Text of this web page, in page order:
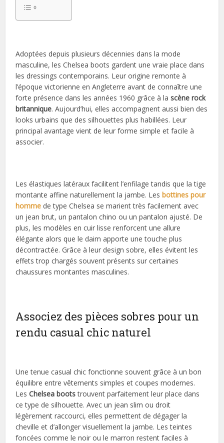
Adoptées depuis plusieurs décennies dans la mode
masculine, les Chelsea boots gardent une vraie place dans
les dressings contemporains. Leur origine remonte à
l’époque victorienne en Angleterre avant de connaître une
forte présence dans les années 1960 grâce à lascène rock
britannique. Aujourd’hui, elles accompagnent aussi bien des
looks urbains que des silhouettes plus habillées. Leur
principal avantage vient de leur forme simple et facile à
associer.
Les élastiques latéraux facilitent l’enfilage tandis que la tige
montante affine naturellement la jambe. Lesbottines pour
homme de type Chelsea se marient très facilement avec
un jean brut, un pantalon chino ou un pantalon ajusté. De
plus, les modèles en cuir lisse renforcent une allure
élégante alors que le daim apporte une touche plus
décontractée. Grâce à leur design sobre, elles évitent les
effets trop chargés souvent présents sur certaines
chaussures montantes masculines.
Associez des pièces sobres pour un
rendu casual chic naturel
Une tenue casual chic fonctionne souvent grâce à un bon
équilibre entre vêtements simples et coupes modernes.
LesChelsea bootstrouvent parfaitement leur place dans
ce type de silhouette. Avec un jean slim ou droit
légèrement raccourci, elles permettent de dégager la
cheville et d’allonger visuellement la jambe. Les teintes
foncées comme le noir ou le marron restent faciles à